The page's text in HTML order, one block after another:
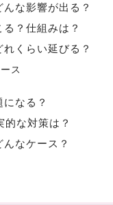
な影響が出る？
？仕組みは？
くらい延びる？
ス
なる？
な対策は？
なケース？